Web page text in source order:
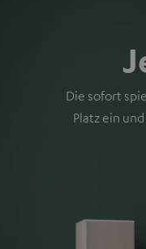
Die sofort
Platz ein